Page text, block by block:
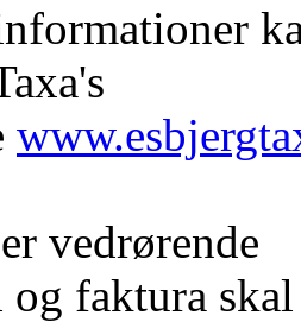
vedrørende
og faktura